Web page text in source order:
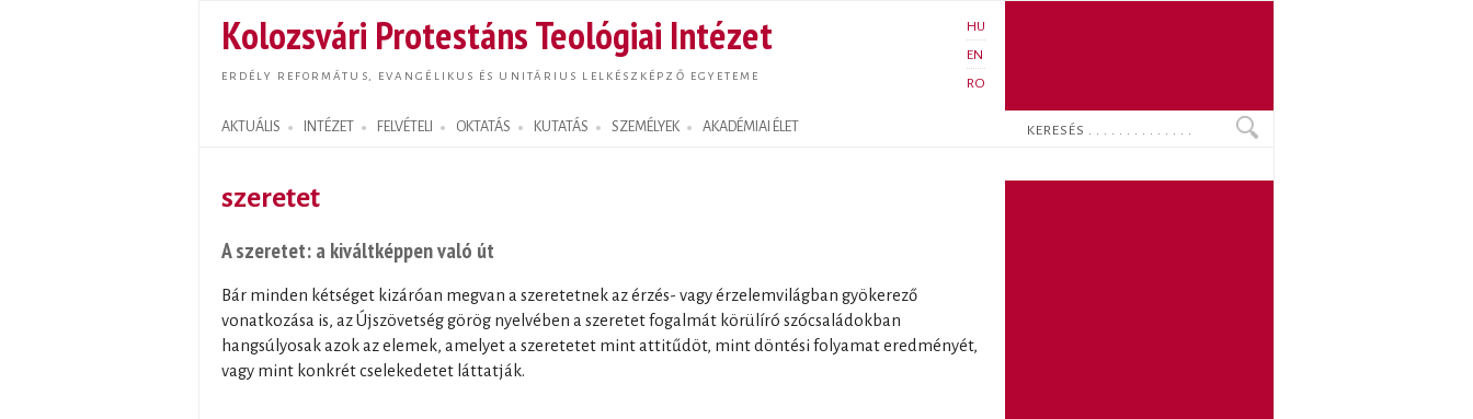
tartalomra
Kolozsvári Protestáns Teológiai Intézet
ERDÉLY REFORMÁTUS, EVANGÉLIKUS ÉS UNITÁRIUS LELKÉSZKÉPZŐ EGYETEME
HU
EN
RO
AKTUÁLIS INTÉZET FELVÉTELI OKTATÁS KUTATÁS SZEMÉLYEK AKADÉMIAI ÉLET
Search form
Keresés
szeretet
A szeretet: a kiváltképpen való út
Bár minden kétséget kizáróan megvan a szeretetnek az érzés- vagy érzelemvilágban gyökerező
vonatkozása is, az Újszövetség görög nyelvében a szeretet fogalmát körülíró szócsaládokban
hangsúlyosak azok az elemek, amelyet a szeretetet mint attitűdöt, mint döntési folyamat eredményét,
vagy mint konkrét cselekedetet láttatják.